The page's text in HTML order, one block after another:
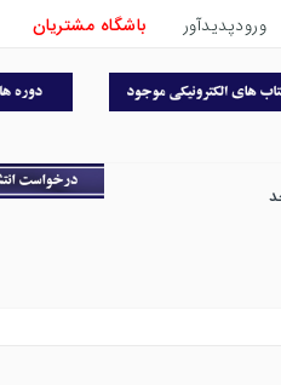
ورودپدیدآور باشگاه مشتریان